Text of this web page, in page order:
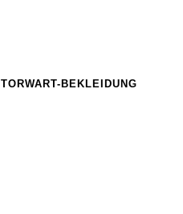
TORWART-BEKLEIDUNG